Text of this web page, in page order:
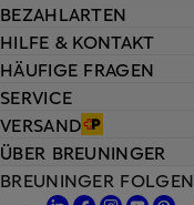
HILFE & KONTAKT
HÄUFIGE FRAGEN
SERVICE
VERSAND
BEZAHLARTEN
ÜBER BREUNINGER
BREUNINGER FOLGEN